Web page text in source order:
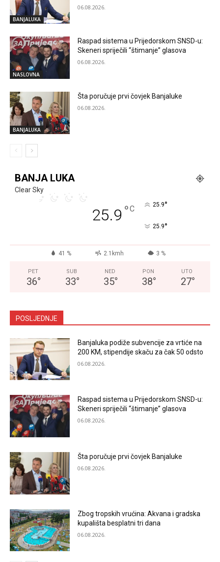
BANJALUKA
06.08.2026.
NASLOVNA
Raspad sistema u Prijedorskom SNSD-u:
Skeneri spriječili “štimanje” glasova
06.08.2026.
BANJALUKA
Šta poručuje prvi čovjek Banjaluke
06.08.2026.
BANJA LUKA
Clear Sky
25.9 °C 25.9°
25.9°
41 % 2.1kmh 3 %
PET
36°
SUB
33°
NED
35°
PON
38°
UTO
27°
POSLJEDNJE
Banjaluka podiže subvencije za vrtiće na
200 KM, stipendije skaču za čak 50 odsto
06.08.2026.
Raspad sistema u Prijedorskom SNSD-u:
Skeneri spriječili “štimanje” glasova
06.08.2026.
Šta poručuje prvi čovjek Banjaluke
06.08.2026.
Zbog tropskih vrućina: Akvana i gradska
kupališta besplatni tri dana
06.08.2026.